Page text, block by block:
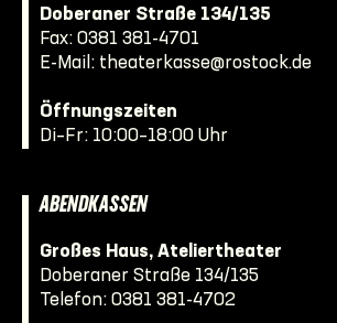
Doberaner Straße 134/135
Fax: 0381 381-4701
E-Mail: theaterkasse@rostock.de
Öffnungszeiten
Di–Fr: 10:00–18:00 Uhr
ABENDKASSEN
Großes Haus, Ateliertheater
Doberaner Straße 134/135
Telefon: 0381 381-4702